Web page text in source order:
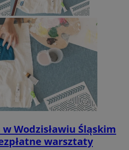
Wodzisławiu Śląskim
warsztaty